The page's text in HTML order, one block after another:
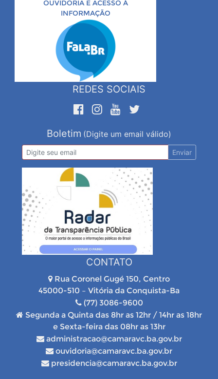
OUVIDORIA E ACESSO À
INFORMAÇÃO
REDES SOCIAIS
Boletim (Digite um email válido)
Enviar
CONTATO
Rua Coronel Gugé 150, Centro
45000-510 – Vitória da Conquista-Ba
(77) 3086-9600
Segunda a Quinta das 8hr as 12hr / 14hr as 18hr
e Sexta-feira das 08hr as 13hr
administracao@camaravc.ba.gov.br
ouvidoria@camaravc.ba.gov.br
presidencia@camaravc.ba.gov.br